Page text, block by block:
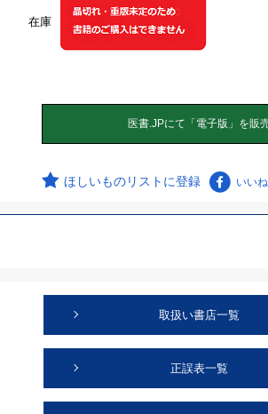
在庫
ほしいものリストに登録 いいね
取扱い書店一覧
正誤表一覧